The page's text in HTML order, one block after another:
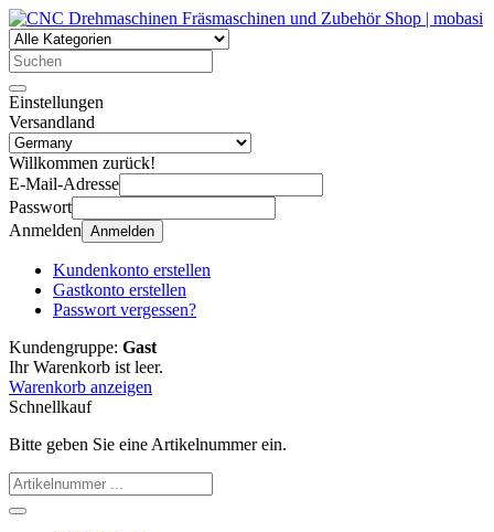
Einstellungen
Versandland
Willkommen zurück!
E-Mail-Adresse
Passwort
Anmelden Anmelden
Kundenkonto erstellen
Gastkonto erstellen
Passwort vergessen?
Kundengruppe: Gast
Ihr Warenkorb ist leer.
Warenkorb anzeigen
Schnellkauf
Bitte geben Sie eine Artikelnummer ein.